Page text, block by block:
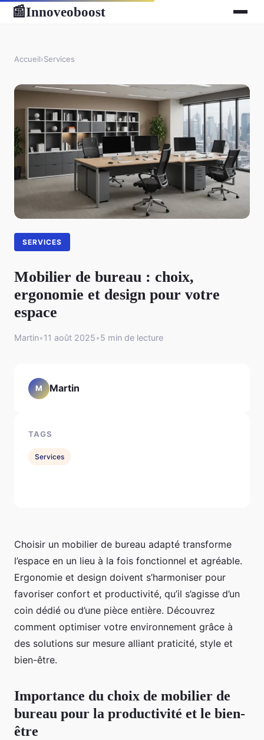
📰Innoveoboost
Accueil›Services
SERVICES
Mobilier de bureau : choix,
ergonomie et design pour votre
espace
Martin•11 août 2025•5 min de lecture
Choisir un mobilier de bureau adapté transforme
l’espace en un lieu à la fois fonctionnel et agréable.
Ergonomie et design doivent s’harmoniser pour
favoriser confort et productivité, qu’il s’agisse d’un
coin dédié ou d’une pièce entière. Découvrez
comment optimiser votre environnement grâce à
des solutions sur mesure alliant praticité, style et
bien-être.
Importance du choix de mobilier de
bureau pour la productivité et le bien-
être
M Martin
TAGS
Services